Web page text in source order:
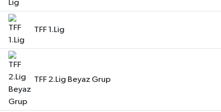
TFF 1.Lig
TFF 2.Lig Beyaz Grup